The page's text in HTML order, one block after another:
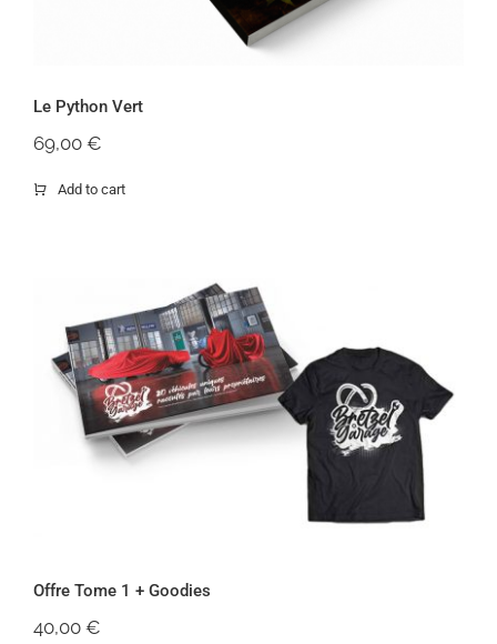
Le Python Vert
69,00 €
Add to cart
Offre Tome 1 + Goodies
Offre Tome 1 + Goodies
40,00 €